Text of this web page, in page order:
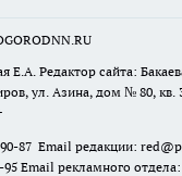
Е.А. Редактор сайта:
ул. Азина, дом № 80, кв.
87 Email редакции:
Email рекламного